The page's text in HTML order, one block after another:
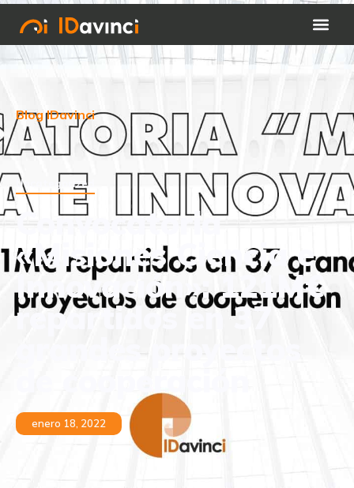
Blog IDavinci
Uncategorized
Convocatoria
«Misiones Ciencia e
Innovación»: 121M€
repartidos en 37
enero 18, 2022